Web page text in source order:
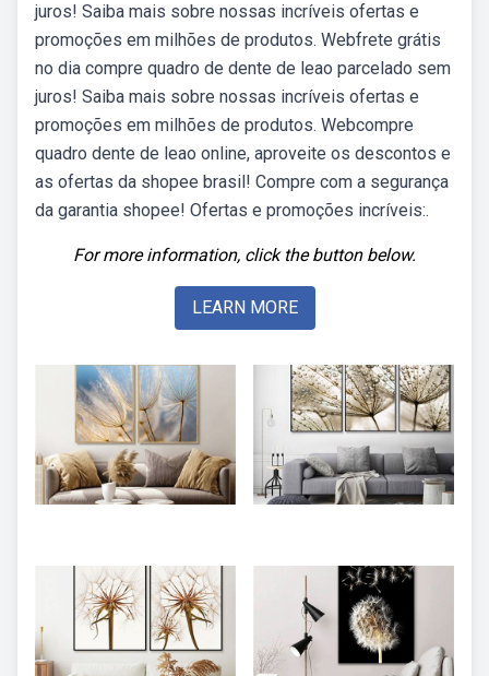
juros! Saiba mais sobre nossas incríveis ofertas e
promoções em milhões de produtos. Webfrete grátis
no dia compre quadro de dente de leao parcelado sem
juros! Saiba mais sobre nossas incríveis ofertas e
promoções em milhões de produtos. Webcompre
quadro dente de leao online, aproveite os descontos e
as ofertas da shopee brasil! Compre com a segurança
da garantia shopee! Ofertas e promoções incríveis:.
For more information, click the button below.
LEARN MORE